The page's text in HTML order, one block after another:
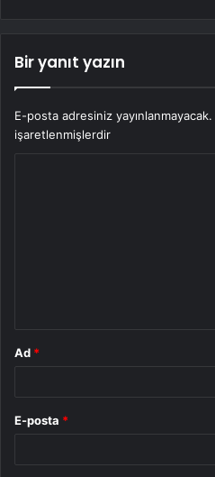
Bir yanıt yazın
E-posta adresiniz yayınlanmayacak.
işaretlenmişlerdir
Ad *
E-posta *